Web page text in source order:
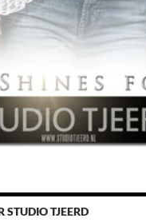
STUDIO TJEERD